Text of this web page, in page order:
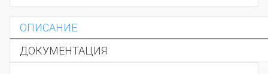
ОПИСАНИЕ
ДОКУМЕНТАЦИЯ